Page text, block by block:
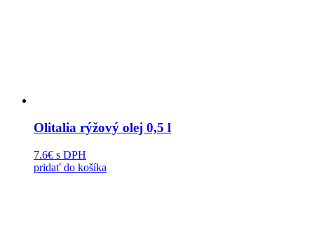
Olitalia rýžový olej 0,5 l
7.6€ s DPH
pridať do košíka